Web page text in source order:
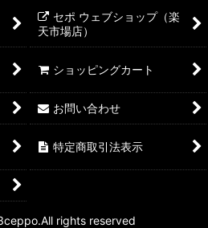
セポ ウェブショップ（楽
天市場店）
ショッピングカート
お問い合わせ
特定商取引法表示
rights reserved